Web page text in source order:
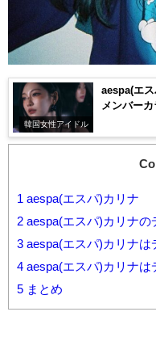
韓国女性アイドル
aespa(エ
メンバー
1 aespa(エスパ)カリナ
2 aespa(エスパ)カリナの
3 aespa(エスパ)カリナは
4 aespa(エスパ)カリナは
5 まとめ